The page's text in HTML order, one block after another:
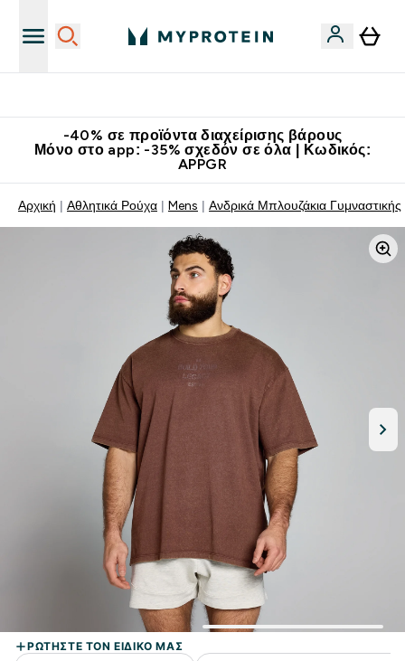
-40% σε προϊόντα διαχείρισης βάρους
Μόνο στο app: -35% σχεδόν σε όλα | Κωδικός:
APPGR
Αρχική Αθλητικά Ρούχα Mens Aνδρικά Μπλουζάκια Γυμναστικής